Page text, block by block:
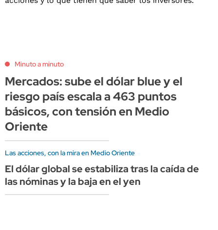
Minuto a minuto
Mercados: sube el dólar blue y el
riesgo país escala a 463 puntos
básicos, con tensión en Medio
Oriente
Las acciones, con la mira en Medio Oriente
El dólar global se estabiliza tras la caída de
las nóminas y la baja en el yen